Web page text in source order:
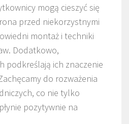
mogą cieszyć się
przed niekorzystnymi
montaż i techniki
Dodatkowo,
podkreślają ich znaczenie
do rozważenia
co nie tylko
pozytywnie na